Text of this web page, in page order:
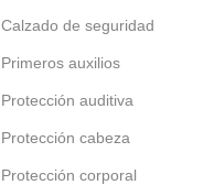
Calzado de seguridad
Primeros auxilios
Protección auditiva
Protección cabeza
Protección corporal